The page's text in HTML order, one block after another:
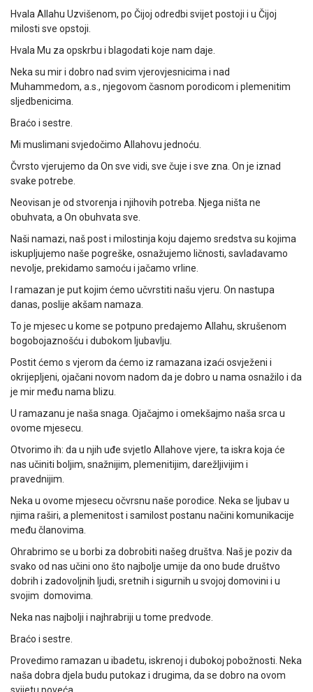
Hvala Allahu Uzvišenom, po Čijoj odredbi svijet postoji i u Čijoj
milosti sve opstoji.
Hvala Mu za opskrbu i blagodati koje nam daje.
Neka su mir i dobro nad svim vjerovjesnicima i nad
Muhammedom, a.s., njegovom časnom porodicom i plemenitim
sljedbenicima.
Braćo i sestre.
Mi muslimani svjedočimo Allahovu jednoću.
Čvrsto vjerujemo da On sve vidi, sve čuje i sve zna. On je iznad
svake potrebe.
Neovisan je od stvorenja i njihovih potreba. Njega ništa ne
obuhvata, a On obuhvata sve.
Naši namazi, naš post i milostinja koju dajemo sredstva su kojima
iskupljujemo naše pogreške, osnažujemo ličnosti, savladavamo
nevolje, prekidamo samoću i jačamo vrline.
I ramazan je put kojim ćemo učvrstiti našu vjeru. On nastupa
danas, poslije akšam namaza.
To je mjesec u kome se potpuno predajemo Allahu, skrušenom
bogobojaznošću i dubokom ljubavlju.
Postit ćemo s vjerom da ćemo iz ramazana izaći osvježeni i
okrijepljeni, ojačani novom nadom da je dobro u nama osnažilo i da
je mir među nama blizu.
U ramazanu je naša snaga. Ojačajmo i omekšajmo naša srca u
ovome mjesecu.
Otvorimo ih: da u njih uđe svjetlo Allahove vjere, ta iskra koja će
nas učiniti boljim, snažnijim, plemenitijim, darežljivijim i
pravednijim.
Neka u ovome mjesecu očvrsnu naše porodice. Neka se ljubav u
njima raširi, a plemenitost i samilost postanu načini komunikacije
među članovima.
Ohrabrimo se u borbi za dobrobiti našeg društva. Naš je poziv da
svako od nas učini ono što najbolje umije da ono bude društvo
dobrih i zadovoljnih ljudi, sretnih i sigurnih u svojoj domovini i u
svojim domovima.
Neka nas najbolji i najhrabriji u tome predvode.
Braćo i sestre.
Provedimo ramazan u ibadetu, iskrenoj i dubokoj pobožnosti. Neka
naša dobra djela budu putokaz i drugima, da se dobro na ovom